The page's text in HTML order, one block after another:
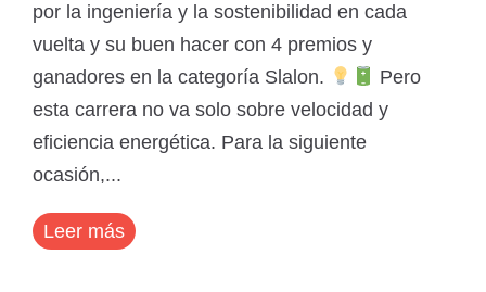
por la ingeniería y la sostenibilidad en cada
vuelta y su buen hacer con 4 premios y
ganadores en la categoría Slalon.
Pero
esta carrera no va solo sobre velocidad y
eficiencia energética. Para la siguiente
ocasión,...
Leer más